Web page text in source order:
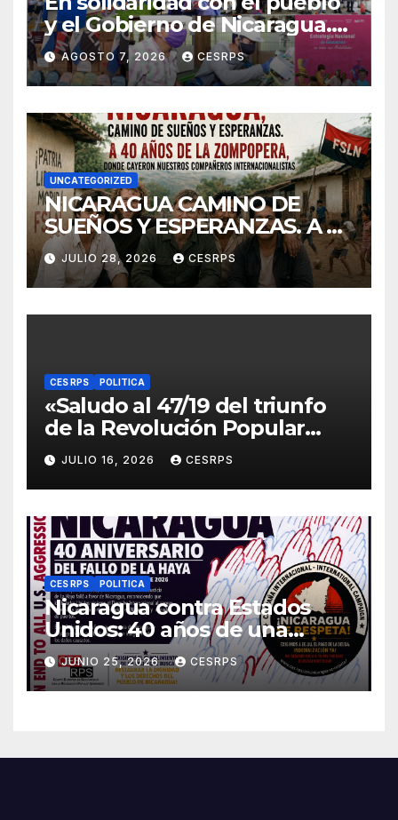
y el Gobierno de Nicaragua.
En defensa de su soberanía y
de su modelo de democracia
participa
AGOSTO 7, 2026 CESRPS
UNCATEGORIZED
NICARAGUA CAMINO DE
SUEÑOS Y ESPERANZAS. A 40
años de La Zompopera,
donde cayeron nuestros
compañeros
internacionalistas.
JULIO 28, 2026 CESRPS
CES RPS POLITICA
«Saludo al 47/19 del triunfo
de la Revolución Popular
Sandinista : Siempre + allá!»
JULIO 16, 2026 CESRPS
CES RPS POLITICA
Nicaragua contra Estados
Unidos: 40 años de una
sentencia histórica que sigue
esperando justicia
JUNIO 25, 2026 CESRPS